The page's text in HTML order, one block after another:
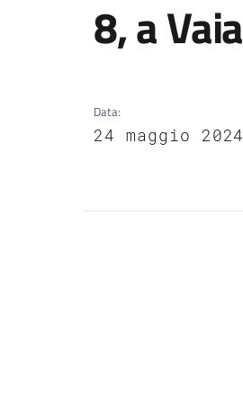
8, a
Data:
24 maggio 2024